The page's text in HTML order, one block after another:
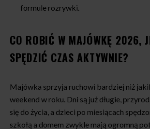
formule rozrywki.
CO ROBIĆ W MAJÓWKĘ 2026,
SPĘDZIĆ CZAS AKTYWNIE?
Majówka sprzyja ruchowi bardziej niż
weekend w roku. Dni są już długie,
się do życia, a dzieci po miesiącach
szkołą a domem zwykle mają ogromną